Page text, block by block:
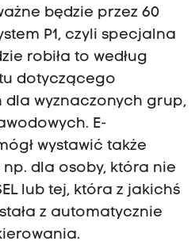
będzie przez 60
P1, czyli specjalna
robiła to według
dotyczącego
dla wyznaczonych grup,
E-
wystawić także
dla osoby, która nie
lub tej, która z jakichś
z automatycznie